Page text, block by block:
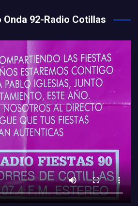
92-Radio Cotillas